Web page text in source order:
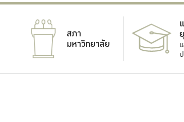
สภา
มหาวิทยาลัย